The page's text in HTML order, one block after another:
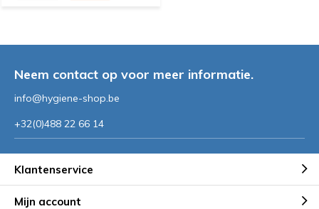
Neem contact op voor meer informatie.
info@hygiene-shop.be
+32(0)488 22 66 14
Klantenservice
Mijn account